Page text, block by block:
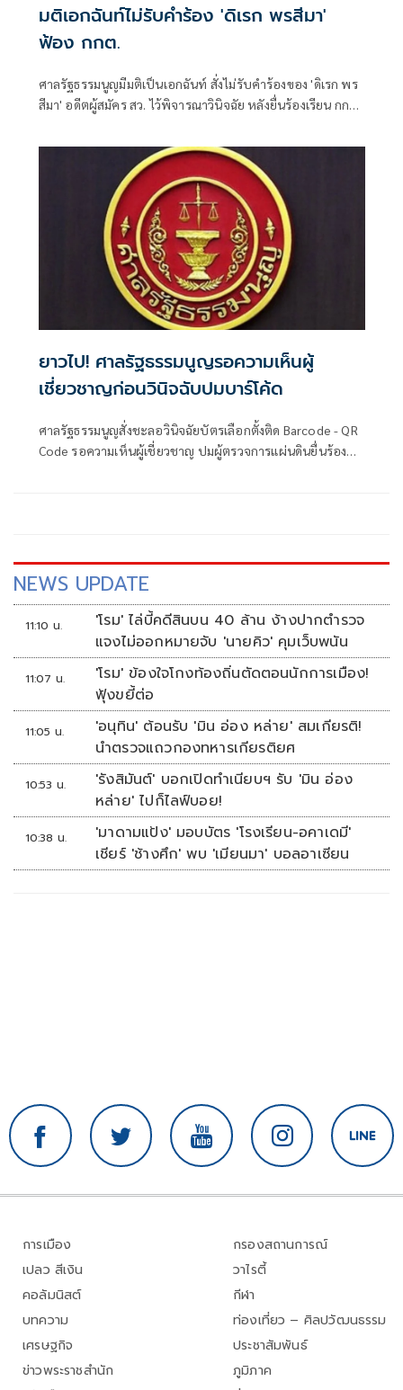
มติเอกฉันท์ไม่รับคำร้อง 'ดิเรก พรสีมา'
ฟ้อง กกต.
ศาลรัฐธรรมนูญมีมติเป็นเอกฉันท์ สั่งไม่รับคำร้องของ 'ดิเรก พร
สีมา' อดีตผู้สมัคร สว. ไว้พิจารณาวินิจฉัย หลังยื่นร้องเรียน กกต.
ยาวไป! ศาลรัฐธรรมนูญรอความเห็นผู้
เชี่ยวชาญก่อนวินิจฉับปมบาร์โค้ด
ศาลรัฐธรรมนูญสั่งชะลอวินิจฉัยบัตรเลือกตั้งติด Barcode - QR
Code รอความเห็นผู้เชี่ยวชาญ ปมผู้ตรวจการแผ่นดินยื่นร้องส่อ
NEWS UPDATE
11:10 น.
'โรม' ไล่บี้คดีสินบน 40 ล้าน ง้างปากตำรวจ
แจงไม่ออกหมายจับ 'นายคิว' คุมเว็บพนัน
11:07 น.
'โรม' ข้องใจโกงท้องถิ่นตัดตอนนักการเมือง!
ฟุ้งขยี้ต่อ
11:05 น.
'อนุทิน' ต้อนรับ 'มิน อ่อง หล่าย' สมเกียรติ!
นำตรวจแถวกองทหารเกียรติยศ
10:53 น.
'รังสิมันต์' บอกเปิดทำเนียบฯ รับ 'มิน อ่อง
หล่าย' ไปก็ไลฟ์บอย!
10:38 น.
'มาดามแป้ง' มอบบัตร 'โรงเรียน-อคาเดมี'
เชียร์ 'ช้างศึก' พบ 'เมียนมา' บอลอาเซียน
การเมือง
เปลว สีเงิน
คอลัมนิสต์
บทความ
เศรษฐกิจ
ข่าวพระราชสำนัก
กรองสถานการณ์
วาไรตี้
กีฬา
ท่องเที่ยว – ศิลปวัฒนธรรม
ประชาสัมพันธ์
ภูมิภาค